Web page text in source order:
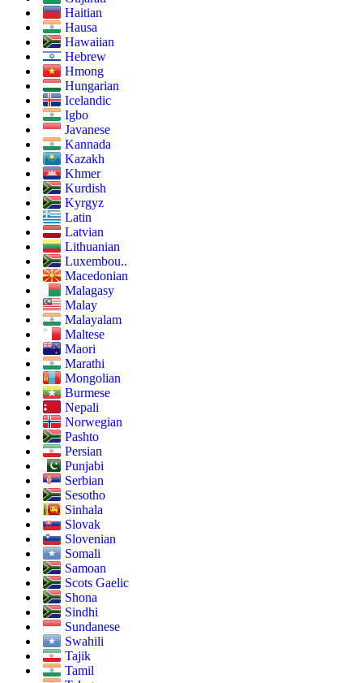
Haitian
Hausa
Hawaiian
Hebrew
Hmong
Hungarian
Icelandic
Igbo
Javanese
Kannada
Kazakh
Khmer
Kurdish
Kyrgyz
Latin
Latvian
Lithuanian
Luxembou..
Macedonian
Malagasy
Malay
Malayalam
Maltese
Maori
Marathi
Mongolian
Burmese
Nepali
Norwegian
Pashto
Persian
Punjabi
Serbian
Sesotho
Sinhala
Slovak
Slovenian
Somali
Samoan
Scots Gaelic
Shona
Sindhi
Sundanese
Swahili
Tajik
Tamil